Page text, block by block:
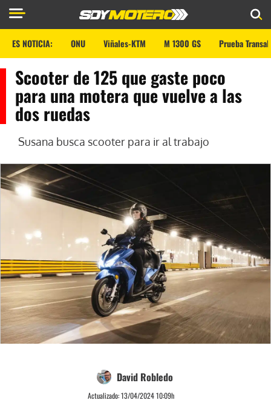
ES NOTICIA: ONU Viñales-KTM M 1300 GS Prueba
Scooter de 125 que gaste poco
para una motera que vuelve a las
dos ruedas
Susana busca scooter para ir al trabajo
David Robledo
Actualizado:13/04/2024 10:09h